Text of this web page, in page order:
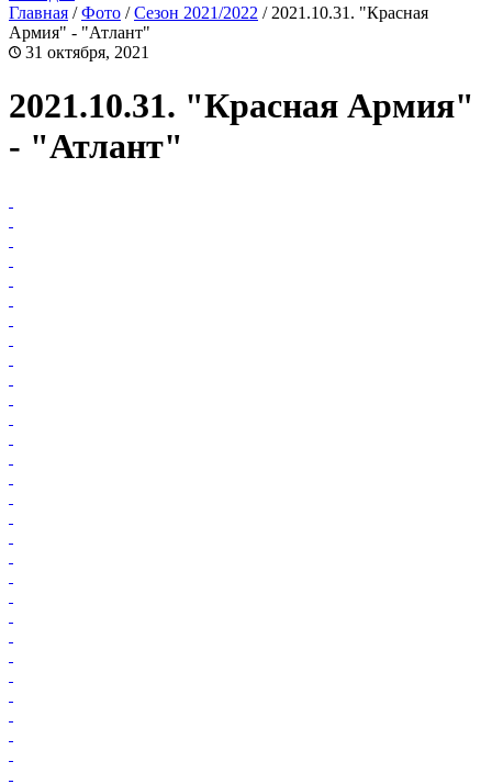
Главная /Фото /Сезон 2021/2022 / 2021.10.31. "Красная
Армия" - "Атлант"
31 октября, 2021
2021.10.31. "Красная Армия"
- "Атлант"